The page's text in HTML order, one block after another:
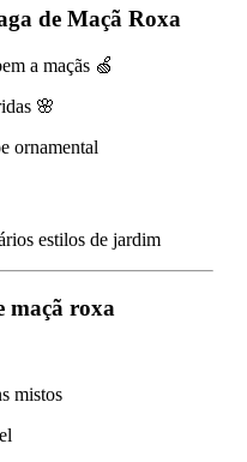
de Maçã Roxa
a maçãs 🍏
🌸
e ornamental
estilos de jardim
maçã roxa
mistos